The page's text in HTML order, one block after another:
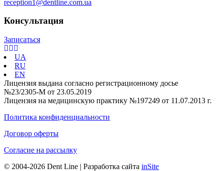
reception1@dentline.com.ua
Консультация
Записаться
UA
RU
EN
Лицензия выдана согласно регистрационному досье
№23/2305-М от 23.05.2019
Лицензия на медицинскую практику №197249 от 11.07.2013 г.
Политика конфиденциальности
Договор оферты
Согласие на рассылку
© 2004-2026 Dent Line | Разработка сайта inSite